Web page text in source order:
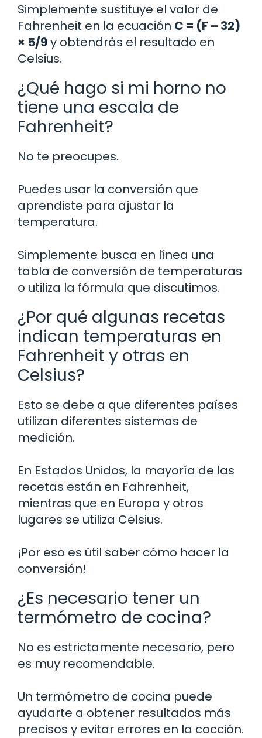
Simplemente sustituye el valor de
Fahrenheit en la ecuación C = (F – 32)
× 5/9y obtendrás el resultado en
Celsius.
¿Qué hago si mi horno no
tiene una escala de
Fahrenheit?
No te preocupes.
Puedes usar la conversión que
aprendiste para ajustar la
temperatura.
Simplemente busca en línea una
tabla de conversión de temperaturas
o utiliza la fórmula que discutimos.
¿Por qué algunas recetas
indican temperaturas en
Fahrenheit y otras en
Celsius?
Esto se debe a que diferentes países
utilizan diferentes sistemas de
medición.
En Estados Unidos, la mayoría de las
recetas están en Fahrenheit,
mientras que en Europa y otros
lugares se utiliza Celsius.
¡Por eso es útil saber cómo hacer la
conversión!
¿Es necesario tener un
termómetro de cocina?
No es estrictamente necesario, pero
es muy recomendable.
Un termómetro de cocina puede
ayudarte a obtener resultados más
precisos y evitar errores en la cocción.